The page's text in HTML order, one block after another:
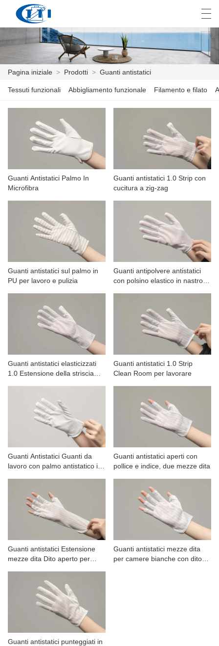
PAGINA INIZIALE
PERSONALIZZAZIONE
NOTIZIE
CONTATTATECI
العربية česky Deutsch
Pagina iniziale > Prodotti > Guanti antistatici
Tessuti funzionali Abbigliamento funzionale Filamento e filato
Guanti Antistatici Palmo In
Microfibra
Guanti antistatici 1.0 Strip con
cucitura a zig-zag
Guanti antistatici sul palmo in
PU per lavoro e pulizia
Guanti antipolvere antistatici
con polsino elastico in nastro.
Guanti antistatici elasticizzati
1.0 Estensione della striscia
Guanti antistatici 1.0 Strip
Clean Room per lavorare
Guanti Antistatici Guanti da
lavoro con palmo antistatico in
Guanti antistatici aperti con
pollice e indice, due mezze dita
Guanti antistatici Estensione
mezze dita Dito aperto per
Guanti antistatici mezze dita
per camere bianche con dito
Guanti antistatici punteggiati in